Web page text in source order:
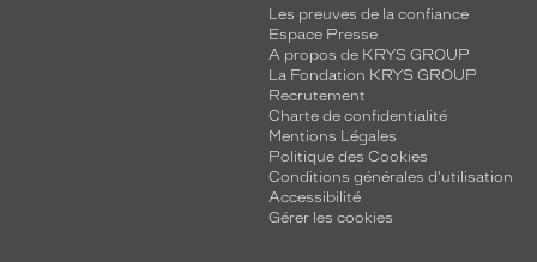
Les preuves de la confiance
Espace Presse
A propos de KRYS GROUP
La Fondation KRYS GROUP
Recrutement
Charte de confidentialité
Mentions Légales
Politique des Cookies
Conditions générales d'utilisation
Accessibilité
Gérer les cookies